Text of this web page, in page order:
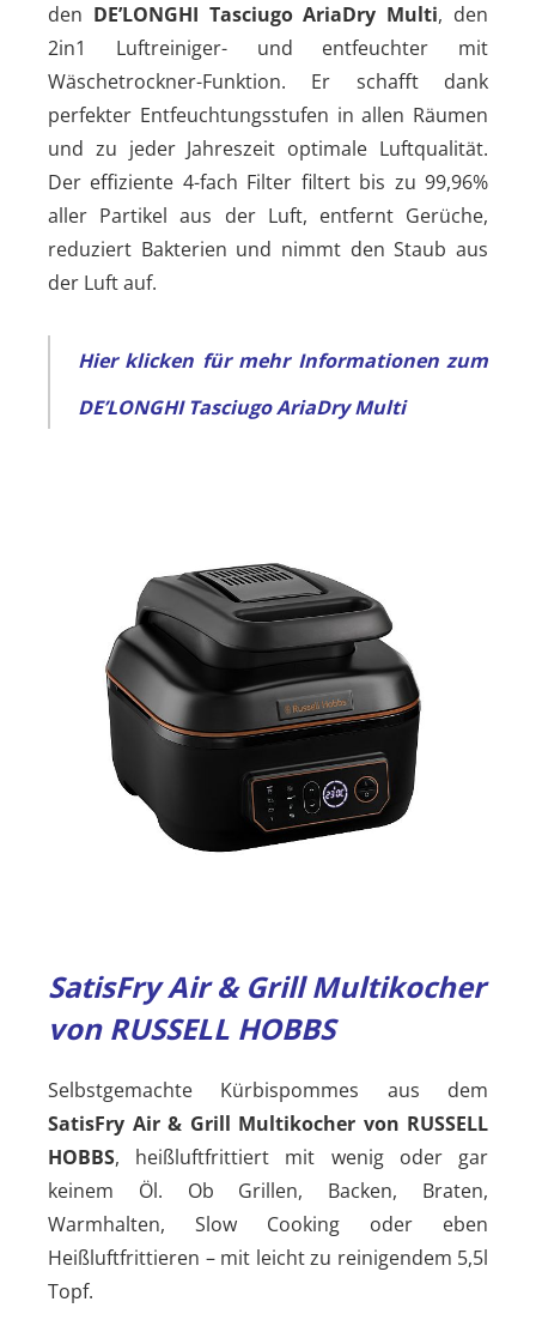
den DE’LONGHI Tasciugo AriaDry Multi, den
2in1 Luftreiniger- und entfeuchter mit
Wäschetrockner-Funktion. Er schafft dank
perfekter Entfeuchtungsstufen in allen Räumen
und zu jeder Jahreszeit optimale Luftqualität.
Der effiziente 4-fach Filter filtert bis zu 99,96%
aller Partikel aus der Luft, entfernt Gerüche,
reduziert Bakterien und nimmt den Staub aus
der Luft auf.
Hier klicken für mehr Informationen zum
DE’LONGHI Tasciugo AriaDry Multi
SatisFry Air & Grill Multikocher
von RUSSELL HOBBS
Selbstgemachte Kürbispommes aus dem
SatisFry Air & Grill Multikocher von RUSSELL
HOBBS, heißluftfrittiert mit wenig oder gar
keinem Öl. Ob Grillen, Backen, Braten,
Warmhalten, Slow Cooking oder eben
Heißluftfrittieren – mit leicht zu reinigendem 5,5l
Topf.